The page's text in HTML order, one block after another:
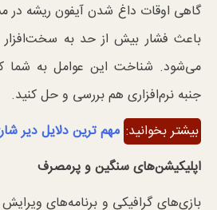
گاهی اوقات داغ شدن آیفون ریشه در
باعث فشار بیش از حد به سخت‌افزار
می‌شود. شناخت این عوامل به شما
جنبه نرم‌افزاری هم بررسی و حل کنید.
بیشتر بخوانید: مهم ترین دلایل دیر
اپلیکیشن‌های سنگین و پرمصرف
بازی‌های گرافیکی و برنامه‌های